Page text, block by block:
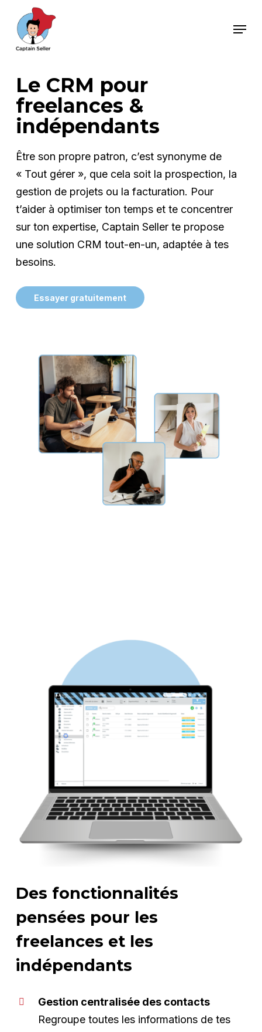
main
Menu
Le CRM pour
freelances &
indépendants
Être son propre patron, c’est synonyme de
« Tout gérer », que cela soit la prospection, la
gestion de projets ou la facturation. Pour
t’aider à optimiser ton temps et te concentrer
sur ton expertise, Captain Seller te propose
une solution CRM tout-en-un, adaptée à tes
besoins.
Essayer gratuitement
Des fonctionnalités
pensées pour les
freelances et les
indépendants
Gestion centralisée des contacts
Regroupe toutes les informations de tes